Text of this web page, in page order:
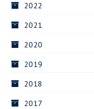
2022
2021
2020
2019
2018
2017